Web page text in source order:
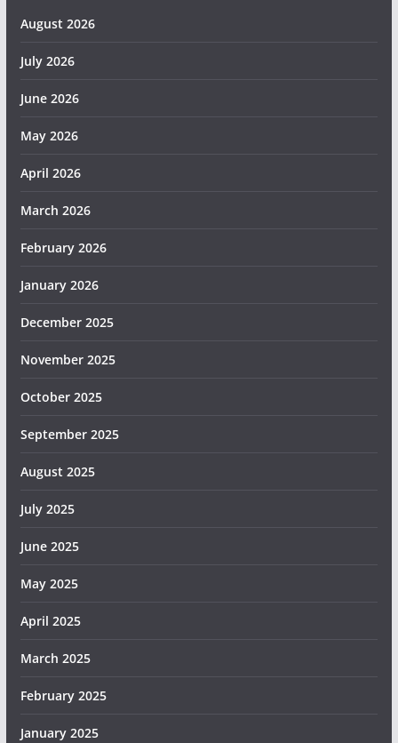
August 2026
July 2026
June 2026
May 2026
April 2026
March 2026
February 2026
January 2026
December 2025
November 2025
October 2025
September 2025
August 2025
July 2025
June 2025
May 2025
April 2025
March 2025
February 2025
January 2025